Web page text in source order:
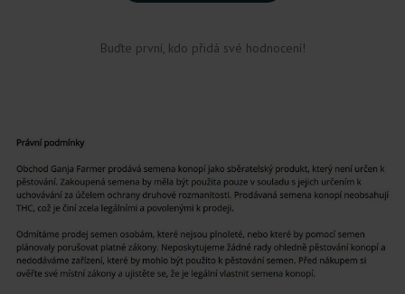
Buďte první, kdo přidá své hodnocení!